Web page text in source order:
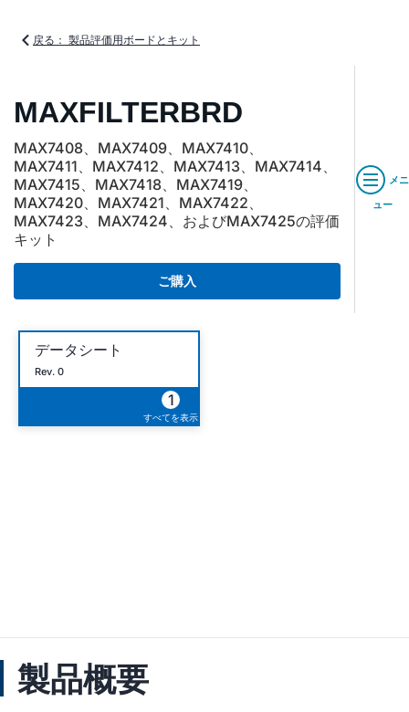
戻る： 製品評価用ボードとキット
MAXFILTERBRD
MAX7408、MAX7409、MAX7410、
MAX7411、MAX7412、MAX7413、MAX7414、
MAX7415、MAX7418、MAX7419、
MAX7420、MAX7421、MAX7422、
MAX7423、MAX7424、およびMAX7425の評価
キット
ご購入
メニ
ュー
データシート
Rev. 0
1
すべてを表示
製品概要